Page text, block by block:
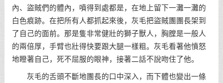
內、盜賊們的體內，噴得到處都是，在地上留下一灘一灘的
白色痕跡。在把所有人都抓起來後，灰毛把盜賊團團長架到
了自己的面前。那是隻非常健壯的獅子獸人，胸膛是一般人
的兩倍厚，手臂也壯得快要跟大腿一樣粗。灰毛看著他憤怒
地瞪著自己，死不屈服的眼神，接著二話不說吻住了他。
灰毛的舌頭不斷地團長的口中深入，而下體也變出一條